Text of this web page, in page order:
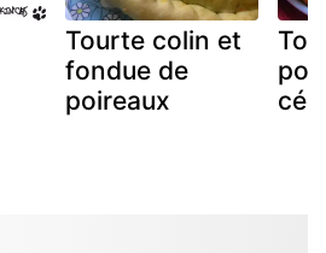
Tourte colin et
fondue de
poireaux